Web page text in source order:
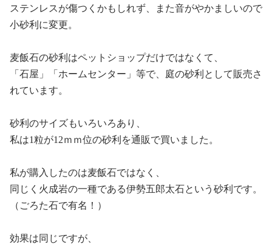
ステンレスが傷つくかもしれず、また音がやかましいので
小砂利に変更。
麦飯石の砂利はペットショップだけではなくて、
「石屋」「ホームセンター」等で、庭の砂利として販売さ
れています。
砂利のサイズもいろいろあり、
私は1粒が12ｍｍ位の砂利を通販で買いました。
私が購入したのは麦飯石ではなく、
同じく火成岩の一種である伊勢五郎太石という砂利です。
（ごろた石で有名！）
効果は同じですが、